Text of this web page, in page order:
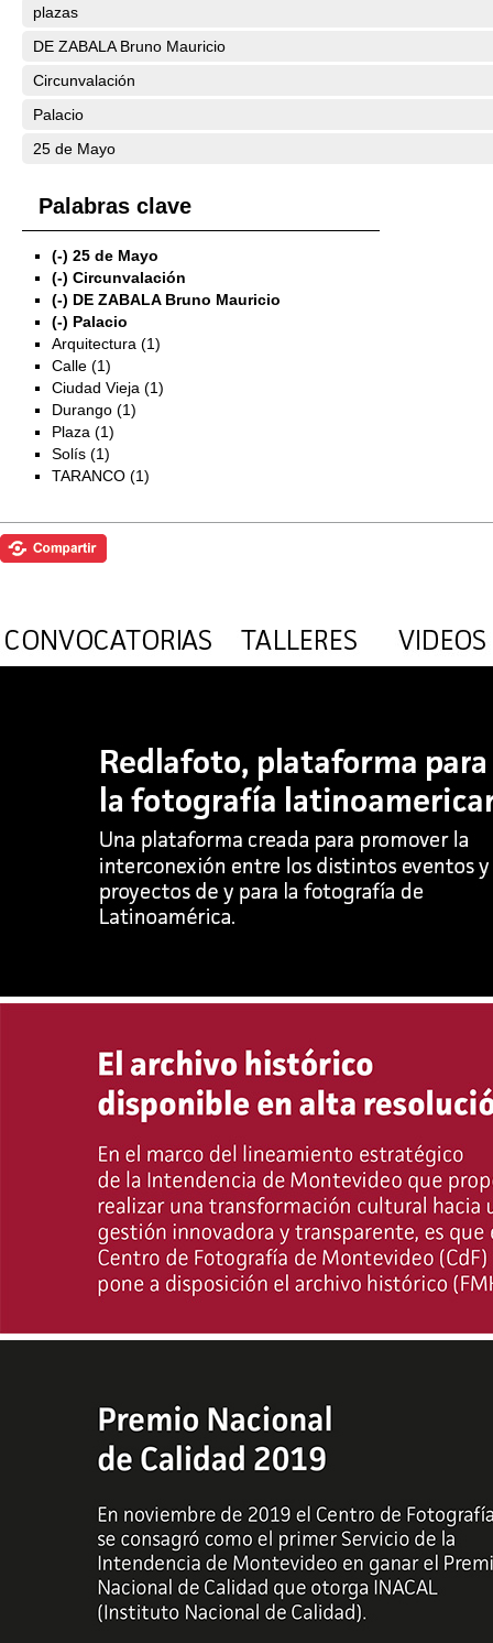
plazas
DE ZABALA Bruno Mauricio
Circunvalación
Palacio
25 de Mayo
Palabras clave
(-) 25 de Mayo
(-) Circunvalación
(-) DE ZABALA Bruno Mauricio
(-) Palacio
Arquitectura (1)
Calle (1)
Ciudad Vieja (1)
Durango (1)
Plaza (1)
Solís (1)
TARANCO (1)